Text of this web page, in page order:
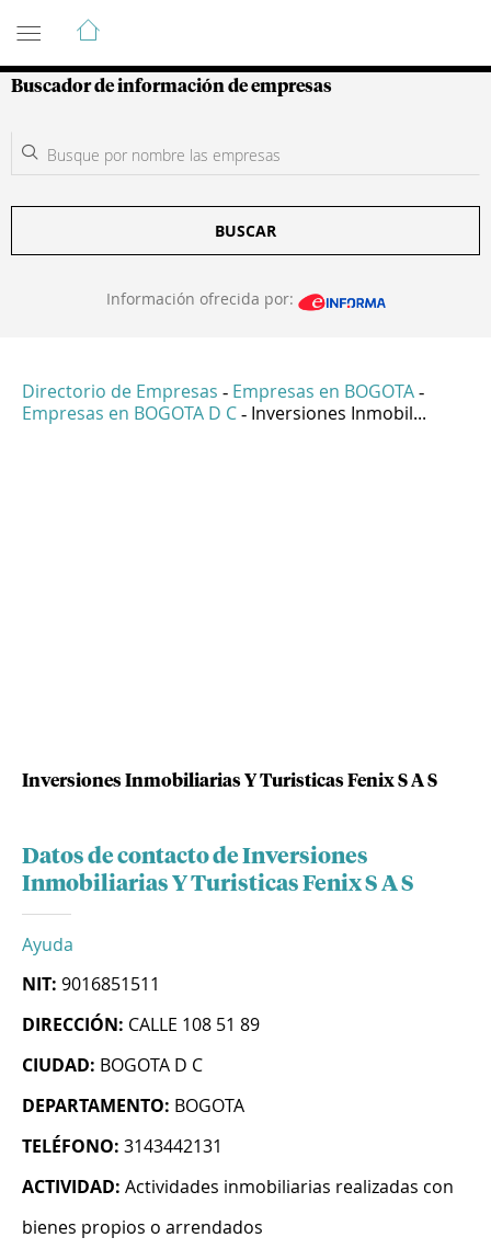
Guía de Empresas Colombianas
Buscador de información de empresas
BUSCAR
Información ofrecida por:
Directorio de Empresas - Empresas en BOGOTA -
Empresas en BOGOTA D C - Inversiones Inmobil...
Inversiones Inmobiliarias Y Turisticas Fenix S A S
Datos de contacto de Inversiones
Inmobiliarias Y Turisticas Fenix S A S
Ayuda
NIT: 9016851511
DIRECCIÓN: CALLE 108 51 89
CIUDAD: BOGOTA D C
DEPARTAMENTO: BOGOTA
TELÉFONO: 3143442131
ACTIVIDAD: Actividades inmobiliarias realizadas con
bienes propios o arrendados